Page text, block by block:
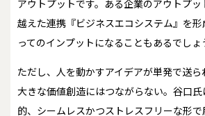
アウトプットです。ある企業のアウトプ
越えた連携『ビジネスエコシステム』を
ってのインプットになることもあるでしょ
ただし、人を動かすアイデアが単発で送ら
大きな価値創造にはつながらない。谷口
的、シームレスかつストレスフリーな形